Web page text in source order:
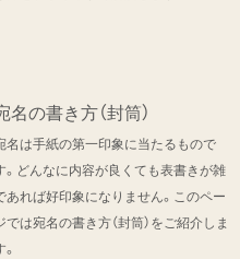
名の書き方（封筒）
名は手紙の第一印象に当たるもので
。どんなに内容が良くても表書きが雑
あれば好印象になりません。このペー
では宛名の書き方（封筒）をご紹介しま
。